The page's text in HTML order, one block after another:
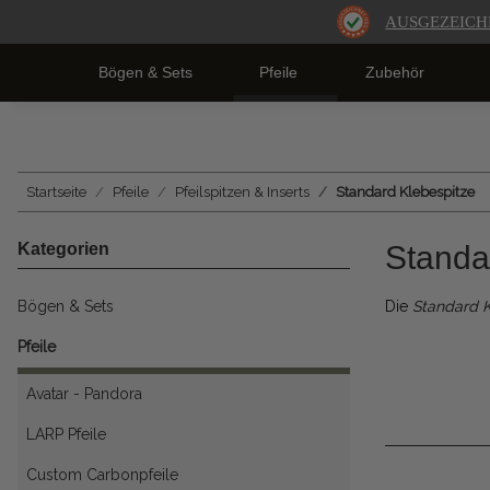
Bögen & Sets Pfeile Zubehör
Startseite Pfeile Pfeilspitzen & Inserts Standard Klebespitze
Die Standard
Kategorien
Bögen & Sets
Pfeile
Avatar - Pandora
LARP Pfeile
Custom Carbonpfeile